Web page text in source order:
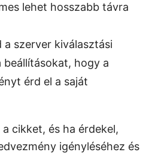
lehet hosszabb távra
a szerver kiválasztási
beállításokat, hogy a
érd el a saját
cikket, és ha érdekel,
igényléséhez és